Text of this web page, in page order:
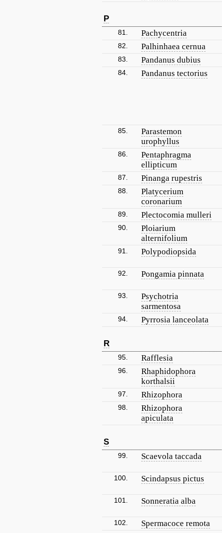
P
81. Pachycentria
82. Palhinhaea cernua
83. Pandanus dubius
84. Pandanus tectorius
85.
Parastemon
urophyllus
86.
Pentaphragma
ellipticum
87. Pinanga rupestris
88.
Platycerium
coronarium
89. Plectocomia mulleri
90.
Ploiarium
alternifolium
91. Polypodiopsida
92. Pongamia pinnata
93.
Psychotria
sarmentosa
94. Pyrrosia lanceolata
R
95. Rafflesia
96.
Rhaphidophora
korthalsii
97. Rhizophora
98.
Rhizophora
apiculata
S
99. Scaevola taccada
100. Scindapsus pictus
101. Sonneratia alba
102. Spermacoce remota